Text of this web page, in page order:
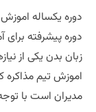
دوره یکساله
دوره پیشرفته
زبان بدن یکی از
اموزش تیم مذاکره
مدیران است با